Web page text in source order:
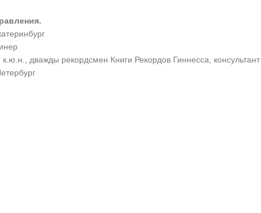
дважды рекордсмен Книги Рекордов Гиннесса,